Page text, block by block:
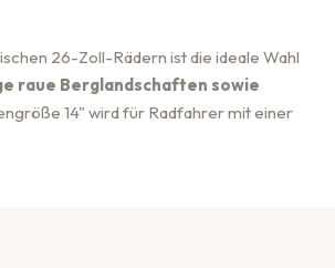
26-Zoll-Rädern ist die ideale Wahl
raue Berglandschaften sowie
14" wird für Radfahrer mit einer